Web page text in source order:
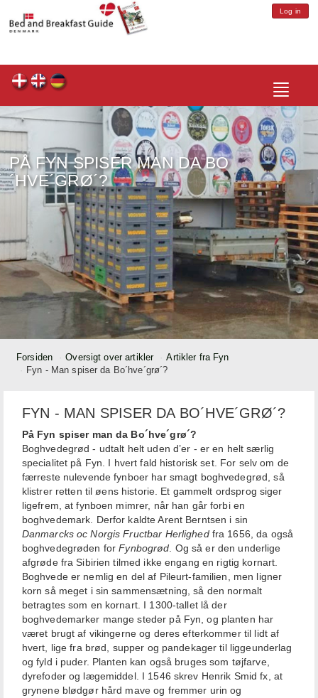
Log in
Toggle
PÅ FYN SPISER MAN DA BO
´HVE´GRØ´?
Forsiden Oversigt over artikler
Artikler fra Fyn
Fyn - Man spiser da Bo´hve´grø´?
FYN - MAN SPISER DA BO´HVE´GRØ´?
På Fyn spiser man da Bo´hve´grø´?
Boghvedegrød - udtalt helt uden d’er - er en helt særlig
specialitet på Fyn. I hvert fald historisk set. For selv om de
færreste nulevende fynboer har smagt boghvedegrød, så
klistrer retten til øens historie. Et gammelt ordsprog siger
ligefrem, at fynboen mimrer, når han går forbi en
boghvedemark. Derfor kaldte Arent Berntsen i sin
Danmarcks oc Norgis Fructbar Herlighedfra 1656, da også
boghvedegrøden forFynbogrød. Og så er den underlige
afgrøde fra Sibirien tilmed ikke engang en rigtig kornart.
Boghvede er nemlig en del af Pileurt-familien, men ligner
korn så meget i sin sammensætning, så den normalt
betragtes som en kornart. I 1300-tallet lå der
boghvedemarker mange steder på Fyn, og planten har
været brugt af vikingerne og deres efterkommer til lidt af
hvert, lige fra brød, supper og pandekager til liggeunderlag
og fyld i puder. Planten kan også bruges som tøjfarve,
dyrefoder og lægemiddel. I 1546 skrev Henrik Smid fx, at
grynene blødgør hård mave og fremmer urin og